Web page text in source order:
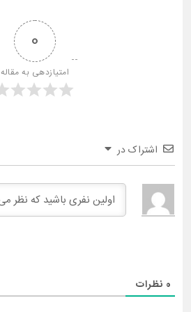
0
امتیازدهی به مقاله
اشتراک در
0 نظرات